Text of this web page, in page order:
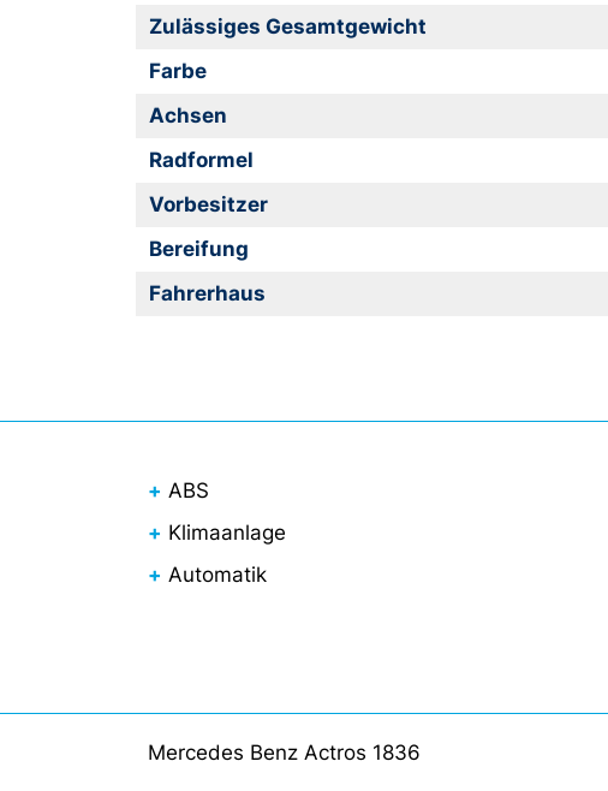
Zulässiges Gesamtgewicht
Farbe
Achsen
Radformel
Vorbesitzer
Bereifung
Fahrerhaus
ABS
Klimaanlage
Automatik
Mercedes Benz Actros 1836